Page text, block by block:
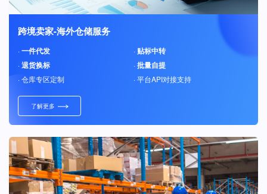
跨境卖家-海外仓储服务
·一件代发 · 贴标中转
·退货换标 ·批量自提
· 仓库专区定制 · 平台API对接支持
了解更多